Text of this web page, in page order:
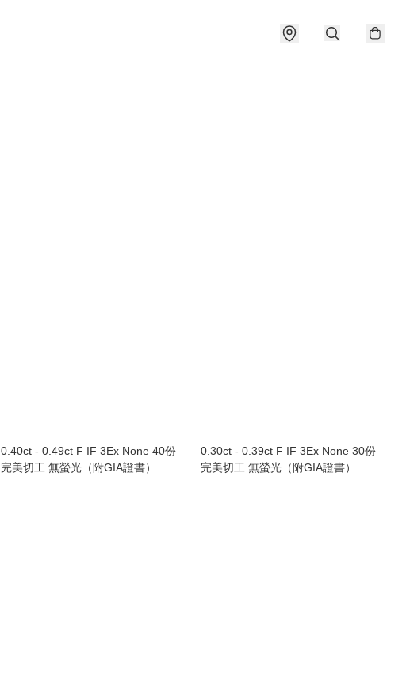
0.40ct - 0.49ct F IF 3Ex None 40份
完美切工 無螢光（附GIA證書）
0.30ct - 0.39ct F IF 3Ex None 30份
完美切工 無螢光（附GIA證書）